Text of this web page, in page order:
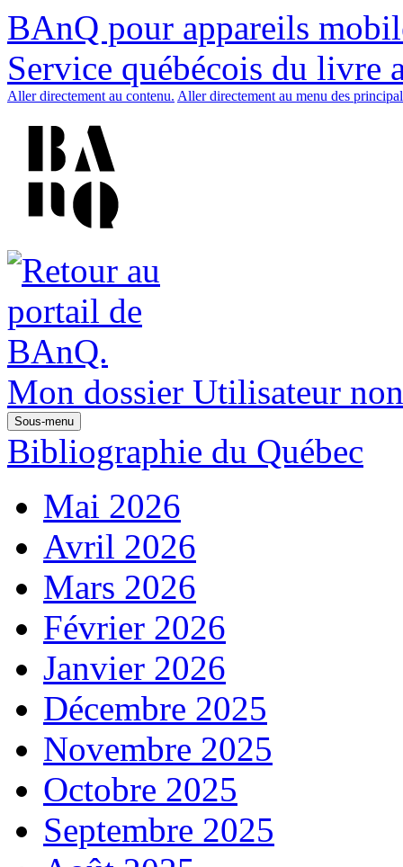
BAnQ pour appareils
Service québécois du livre
Aller directement au contenu. Aller directement au menu des
Mon dossier Utilisateur
Sous-menu
Bibliographie du Québec
Mai 2026
Avril 2026
Mars 2026
Février 2026
Janvier 2026
Décembre 2025
Novembre 2025
Octobre 2025
Septembre 2025